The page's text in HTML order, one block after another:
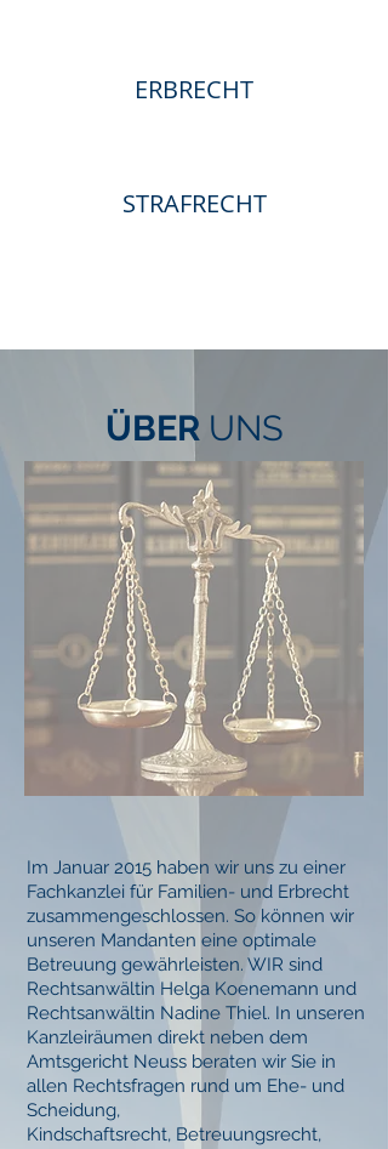
ERBRECHT
STRAFRECHT
ÜBERUNS
Im Januar 2015 haben wir uns zu einer
Fachkanzlei für Familien- und Erbrecht
zusammengeschlossen. So können wir
unseren Mandanten eine optimale
Betreuung gewährleisten. WIR sind
Rechtsanwältin Helga Koenemann und
Rechtsanwältin Nadine Thiel. In unseren
Kanzleiräumen direkt neben dem
Amtsgericht Neuss beraten wir Sie in
allen Rechtsfragen rund um Ehe- und
Scheidung,
Kindschaftsrecht, Betreuungsrecht,